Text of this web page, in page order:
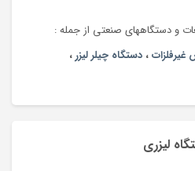
و دستگاههای صنعتی از جمله :
غیرفلزات، دستگاه چیلر لیزر،
لیزری